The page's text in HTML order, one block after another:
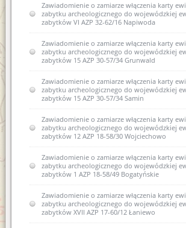
Zawiadomienie o zamiarze włączenia karty
zabytku archeologicznego do wojewódzkiej
zabytków VI AZP 32-62/16 Napiwoda
Zawiadomienie o zamiarze włączenia karty
zabytku archeologicznego do wojewódzkiej
zabytków 15 AZP 30-57/34 Grunwald
Zawiadomienie o zamiarze włączenia karty
zabytku archeologicznego do wojewódzkiej
zabytków 15 AZP 30-57/34 Samin
Zawiadomienie o zamiarze włączenia karty
zabytku archeologicznego do wojewódzkiej
zabytków 12 AZP 18-58/30 Wojciechowo
Zawiadomienie o zamiarze włączenia karty
zabytku archeologicznego do wojewódzkiej
zabytków 1 AZP 18-58/49 Bogatyńskie
Zawiadomienie o zamiarze włączenia karty
zabytku archeologicznego do wojewódzkiej
zabytków XVII AZP 17-60/12 Łaniewo